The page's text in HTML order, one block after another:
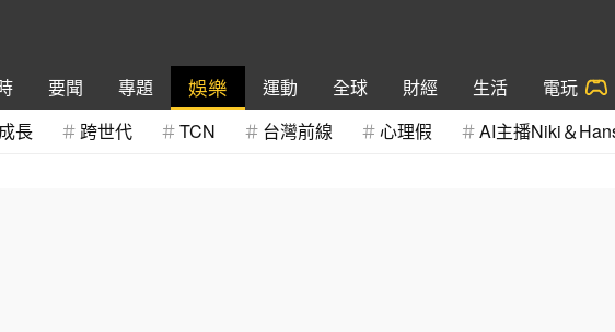
要聞 專題 娛樂 運動 全球 財經 生活 電玩
長 跨世代 TCN 台灣前線 心理假 AI主播Niki＆